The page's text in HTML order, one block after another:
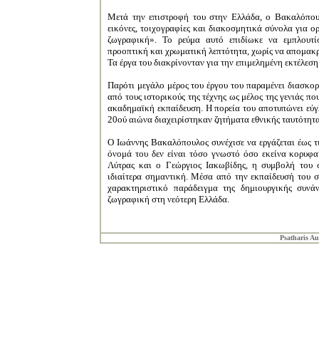
Μετά την επιστροφή του στην Ελλάδα, ο
εικόνες, τοιχογραφίες και διακοσμητικά σύνολα για
ζωγραφική». Το ρεύμα αυτό επιδίωκε να
προοπτική και χρωματική λεπτότητα, χωρίς να
Τα έργα του διακρίνονταν για την επιμελημένη
Παρότι μεγάλο μέρος του έργου του παραμένει
από τους ιστορικούς της τέχνης ως μέλος της γενιάς
ακαδημαϊκή εκπαίδευση. Η πορεία του αποτυπώνει
20ού αιώνα διαχειρίστηκαν ζητήματα εθνικής
Ο Ιωάννης Βακαλόπουλος συνέχισε να εργάζεται έως
όνομά του δεν είναι τόσο γνωστό όσο εκείνα
Λύτρας και ο Γεώργιος Ιακωβίδης, η συμβολή του
ιδιαίτερα σημαντική. Μέσα από την εκπαίδευσή
χαρακτηριστικό παράδειγμα της δημιουργικής
ζωγραφική στη νεότερη Ελλάδα.
Psatharis